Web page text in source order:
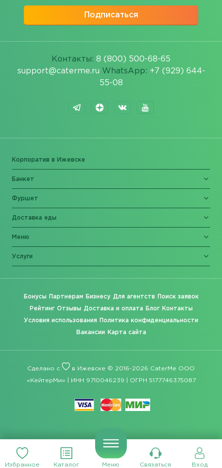
Избранное Каталог Меню Связаться Вход
Подписаться
Контакты: 8 (800) 500-68-65
support@caterme.ru WhatsApp: +7 (929) 644-
55-08
Корпоратив в Ижевске
Банкет
Фуршет
Доставка еды
Меню
Услуги
Бонусы Партнерам Бизнесу Для агентств Поиск заявок
Рейтинг Отзывы Доставка и оплата Блог Контакты
Условия использования Политика конфиденциальности
Вакансии Карта сайта
Сделано с в Ижевске © 2016-2026 CaterMe ООО
«КейтерМи» | ИНН 9710046239 | ОГРН 5177746375087